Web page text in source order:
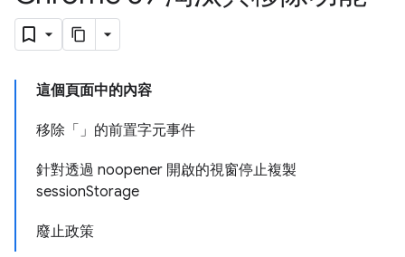
這個頁面中的內容
移除「」的前置字元事件
針對透過 noopener 開啟的視窗停止複製
sessionStorage
廢止政策